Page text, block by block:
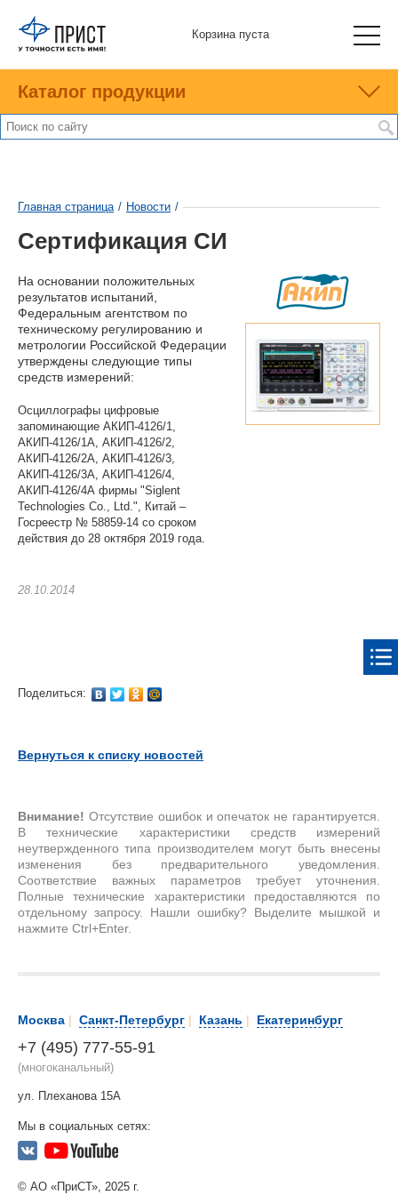
Корзина пуста
Каталог продукции
Главная страница / Новости /
Сертификация СИ
На основании положительных
результатов испытаний,
Федеральным агентством по
техническому регулированию и
метрологии Российской Федерации
утверждены следующие типы
средств измерений:
Осциллографы цифровые
запоминающие АКИП-4126/1,
АКИП-4126/1А, АКИП-4126/2,
АКИП-4126/2А, АКИП-4126/3,
АКИП-4126/3А, АКИП-4126/4,
АКИП-4126/4А фирмы "Siglent
Technologies Co., Ltd.", Китай –
Госреестр № 58859-14 со сроком
действия до 28 октября 2019 года.
28.10.2014
Поделиться:
Вернуться к списку новостей
Внимание! Отсутствие ошибок и опечаток не гарантируется.
В технические характеристики средств измерений
неутвержденного типа производителем могут быть внесены
изменения без предварительного уведомления.
Соответствие важных параметров требует уточнения.
Полные технические характеристики предоставляются по
отдельному запросу. Нашли ошибку? Выделите мышкой и
нажмите Ctrl+Enter.
Москва | Санкт-Петербург | Казань | Екатеринбург
+7 (495) 777-55-91
(многоканальный)
ул. Плеханова 15А
Мы в социальных сетях:
© АО «ПриСТ», 2025 г.